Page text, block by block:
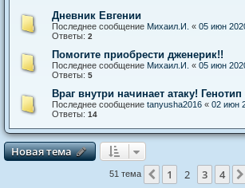
Дневник Евгении
Последнее сообщение Михаил.И. « 05 июн
Ответы: 2
Помогите приобрести дженерик!!
Последнее сообщение Михаил.И. « 05 июн
Ответы: 5
Враг внутри начинает атаку! Генотип
Последнее сообщение tanyusha2016 « 02 июн
Ответы: 14
Новая тема
Новаятема
51 тема Пред.
1 2 3 4